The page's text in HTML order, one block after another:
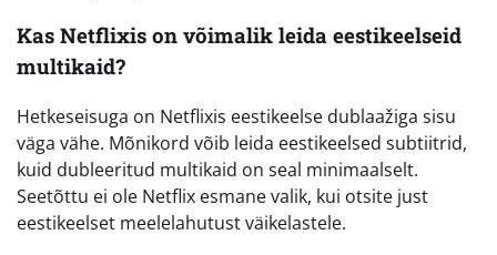
Kas Netflixis on võimalik leida eestikeelseid
multikaid?
Hetkeseisuga on Netflixis eestikeelse dublaažiga sisu
väga vähe. Mõnikord võib leida eestikeelsed subtiitrid,
kuid dubleeritud multikaid on seal minimaalselt.
Seetõttu ei ole Netflix esmane valik, kui otsite just
eestikeelset meelelahutust väikelastele.